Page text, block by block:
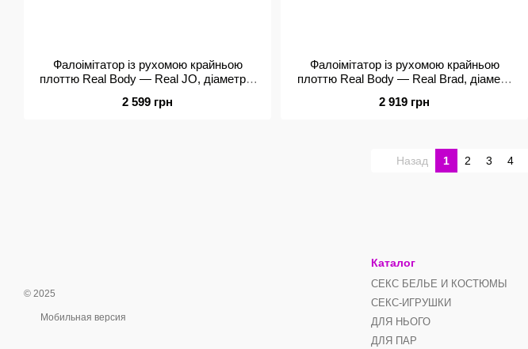
Фалоімітатор із рухомою крайньою
плоттю Real Body — Real JO, діаметр 4
2 599 грн
Фалоімітатор із рухомою крайньою
плоттю Real Body — Real Brad, діаметр
2 919 грн
Назад 1 2 3 4
© 2025
Мобильная версия
Каталог
СЕКС БЕЛЬЕ И КОСТЮМЫ
СЕКС-ИГРУШКИ
ДЛЯ НЬОГО
ДЛЯ ПАР